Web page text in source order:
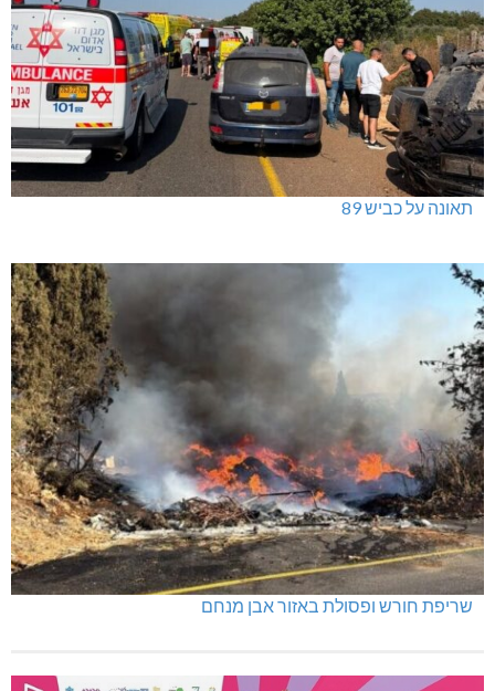
תאונה על כביש 89
שריפת חורש ופסולת באזור אבן מנחם